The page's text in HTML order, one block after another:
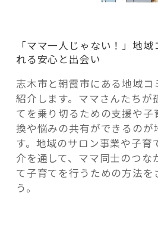
「モノ」
「ひと」
協賛・協力店
「ママ一人じゃない！」地
れる安心と出会い
志木市と朝霞市にある地域コ
紹介します。ママさんたちが
てを乗り切るための支援や子
換や悩みの共有ができるのが
す。地域のサロン事業や子育
介を通して、ママ同士のつな
て子育てを行うための方法を
う。